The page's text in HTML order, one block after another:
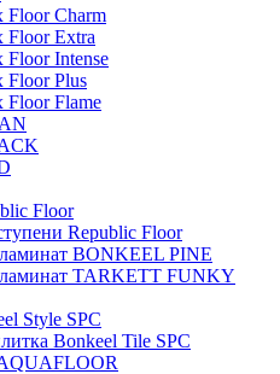
Charm
Extra
Intense
Floor Plus
Flame
Floor
Republic Floor
BONKEEL PINE
TARKETT FUNKY
Style SPC
Bonkeel Tile SPC